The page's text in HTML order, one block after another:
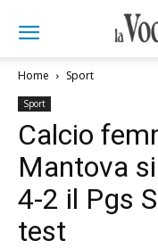
Home Sport
Sport
Calcio
Mantova
4-2 il Pgs
test